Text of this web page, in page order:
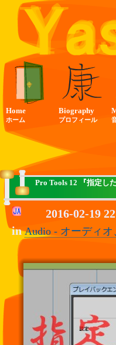
Home
ホーム
Biography
プロフィール
Pro Tools 12 『指定し
2016-02-19
inAudio - オーディ